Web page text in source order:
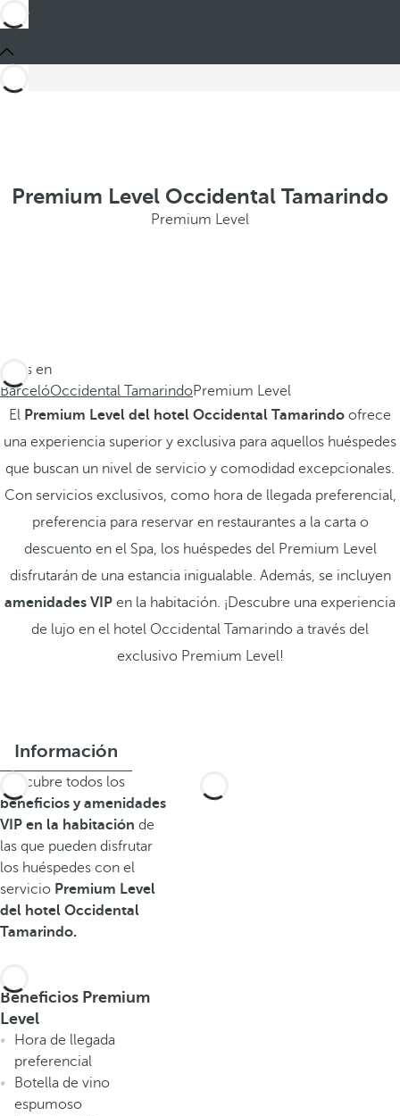
Premium Level Occidental Tamarindo
Premium Level
Estás en
BarcelóOccidental TamarindoPremium Level
El Premium Level del hotel Occidental Tamarindo ofrece
una experiencia superior y exclusiva para aquellos huéspedes
que buscan un nivel de servicio y comodidad excepcionales.
Con servicios exclusivos, como hora de llegada preferencial,
preferencia para reservar en restaurantes a la carta o
descuento en el Spa, los huéspedes del Premium Level
disfrutarán de una estancia inigualable. Además, se incluyen
amenidades VIP en la habitación. ¡Descubre una experiencia
de lujo en el hotel Occidental Tamarindo a través del
exclusivo Premium Level!
Información
Descubre todos los
beneficios y amenidades
VIP en la habitación de
las que pueden disfrutar
los huéspedes con el
servicio Premium Level
del hotel Occidental
Tamarindo.
Beneficios Premium
Level
Hora de llegada
preferencial
Botella de vino
espumoso